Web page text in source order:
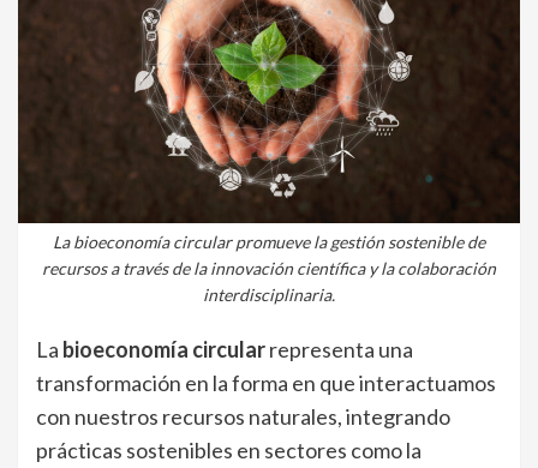
La bioeconomía circular promueve la gestión sostenible de
recursos a través de la innovación científica y la colaboración
interdisciplinaria.
La bioeconomía circularrepresenta una
transformación en la forma en que interactuamos
con nuestros recursos naturales, integrando
prácticas sostenibles en sectores como la